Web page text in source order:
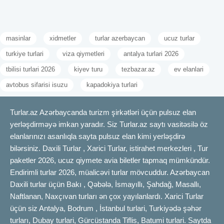
masinlar xidmetler turlar azerbaycan ucuz turlar
turkiye turlari viza qiymetleri antalya turlari 2026
tbilisi turlari 2026 kiyev turu tezbazar.az ev elanlari
avtobus sifarisi isuzu kapadokiya turlari
Turlar.az Azərbaycanda turizm şirkətləri üçün pulsuz elan
yerləşdirməyə imkan yaradır. Siz Turlar.az saytı vasitəsilə öz
elanlarınızı asanlıqla sayta pulsuz elan kimi yerləşdirə
bilərsiniz. Daxili Turlar , Xarici Turlar, istirahet merkezleri , Tur
paketler 2026, ucuz qiymete avia biletler tapmaq mümkündür.
Endirimli turlar 2026, müalicəvi turlar mövcuddur. Azərbaycan
Daxili turlar üçün Bakı , Qəbələ, İsmayıllı, Şahdağ, Masallı,
Naftlanan, Naxçıvan turları ən çox yayılanlardı. Xarici Turlar
üçün siz Antalya, Bodrum , İstanbul turlari, Turkiyədə şəhər
turları, Dubay turlari, Gürcüstanda Tiflis, Batumi turlari. Saytda